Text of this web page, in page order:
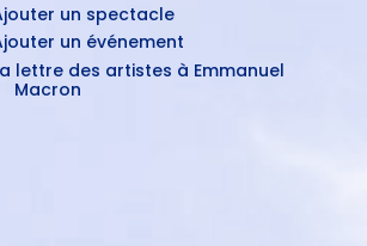
un spectacle
un événement
lettre des artistes à Emmanuel
Macron